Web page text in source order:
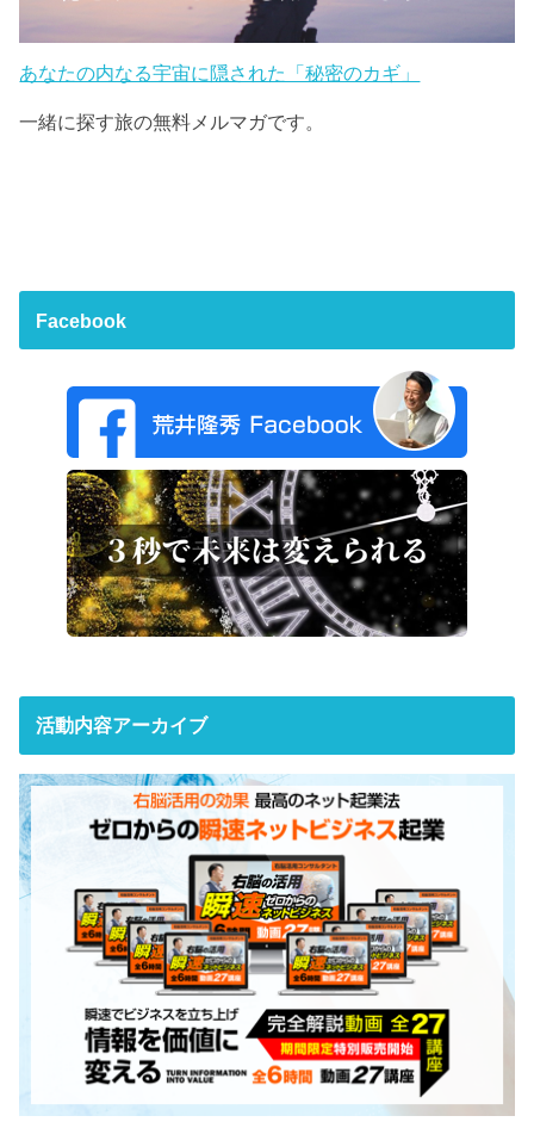
あなたの内なる宇宙に隠された「秘密のカギ」
一緒に探す旅の無料メルマガです。
Facebook
活動内容アーカイブ